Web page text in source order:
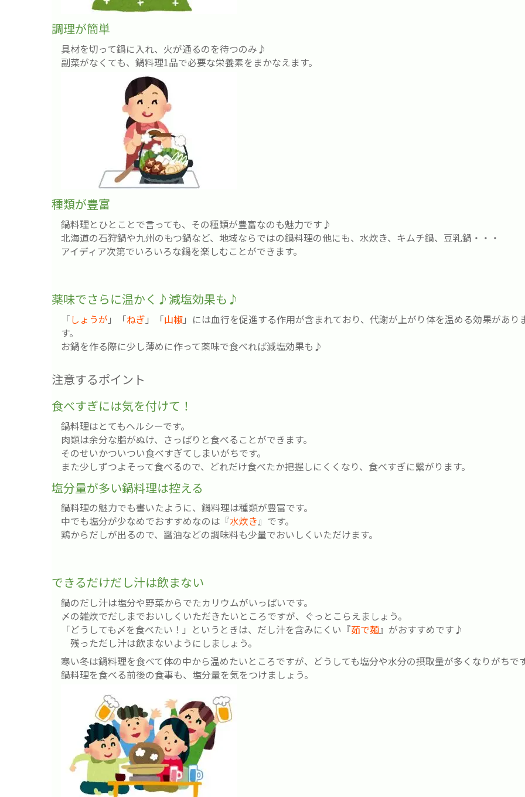
調理が簡単
具材を切って鍋に入れ、火が通るのを待つのみ♪
副菜がなくても、鍋料理1品で必要な栄養素をまかなえます。
種類が豊富
鍋料理とひとことで言っても、その種類が豊富なのも魅力です♪
北海道の石狩鍋や九州のもつ鍋など、地域ならではの鍋料理の他にも、水炊き、キムチ鍋、豆乳鍋・・・
アイディア次第でいろいろな鍋を楽しむことができます。
薬味でさらに温かく♪減塩効果も♪
「しょうが 」「ねぎ 」「山椒」には血行を促進する作用が含まれており、代謝が上がり体を温める効果があり
す。
お鍋を作る際に少し薄めに作って薬味で食べれば減塩効果も♪
注意するポイント
食べすぎには気を付けて！
鍋料理はとてもヘルシーです。
肉類は余分な脂がぬけ、さっぱりと食べることができます。
そのせいかついつい食べすぎてしまいがちです。
また少しずつよそって食べるので、どれだけ食べたか把握しにくくなり、食べすぎに繋がります。
塩分量が多い鍋料理は控える
鍋料理の魅力でも書いたように、鍋料理は種類が豊富です。
中でも塩分が少なめでおすすめなのは『水炊き』です。
鶏からだしが出るので、醤油などの調味料も少量でおいしくいただけます。
できるだけだし汁は飲まない
鍋のだし汁は塩分や野菜からでたカリウムがいっぱいです。
〆の雑炊でだしまでおいしくいただきたいところですが、ぐっとこらえましょう。
「どうしても〆を食べたい！」というときは、だし汁を含みにくい『茹で麺』がおすすめです♪
残っただし汁は飲まないようにしましょう。
寒い冬は鍋料理を食べて体の中から温めたいところですが、どうしても塩分や水分の摂取量が多くなりがちで
鍋料理を食べる前後の食事も、塩分量を気をつけましょう。